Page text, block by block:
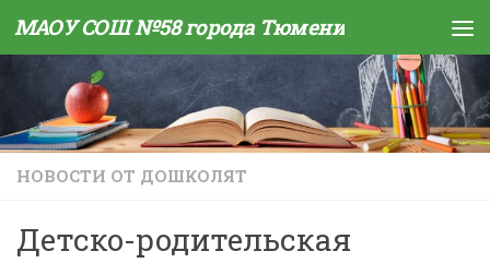
Skip to content
МАОУ СОШ №58 города Тюмени
НОВОСТИ ОТ ДОШКОЛЯТ
Детско-родительская